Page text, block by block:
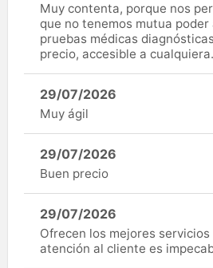
Muy contenta, porque nos
que no tenemos mutua poder
pruebas médicas
precio, accesible a cualquiera.
29/07/2026
Muy ágil
29/07/2026
Buen precio
29/07/2026
Ofrecen los mejores servicios
atención al cliente es